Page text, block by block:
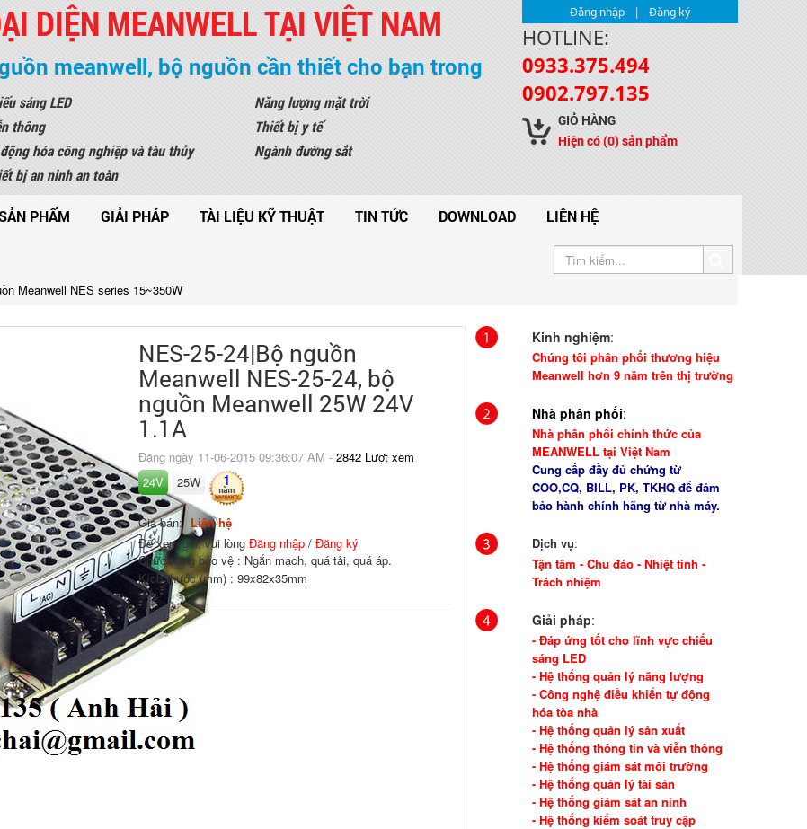
DIỆN MEANWELL TẠI VIỆT NAM
meanwell, bộ nguồn cần thiết cho bạn trong
sáng LED
thông
hóa công nghiệp và tàu thủy
bị an ninh an toàn
Năng lượng mặt trời
Thiết bị y tế
Ngành đường sắt
Đăng nhập | Đăng ký
HOTLINE:
0933.375.494
0902.797.135
GIỎ HÀNG
Hiện có(0)sản phẩm
PHẨM GIẢI PHÁP TÀI LIỆU KỸ THUẬT TIN TỨC DOWNLOAD LIÊN HỆ
Meanwell NES series 15~350W
NES-25-24|Bộ nguồn
Meanwell NES-25-24, bộ
nguồn Meanwell 25W 24V
1.1A
Đăng ngày 11-06-2015 09:36:07 AM -2842 Lượt xem
24V
25W 1
Giá bán: Liên hệ
Để xem giá, vui lòng Đăng nhập /Đăng ký
Chức năng bảo vệ : Ngắn mạch, quá tải, quá áp.
Kích thước (mm) : 99x82x35mm
Kinh nghiệm:
Chúng tôi phân phối thương hiệu
Meanwell hơn 9 năm trên thị trường
Nhà phân phối:
Nhà phân phối chính thức của
MEANWELL tại Việt Nam
Cung cấp đầy đủ chứng từ
COO,CQ, BILL, PK, TKHQ để đảm
bảo hành chính hãng từ nhà máy.
Dịch vụ:
Tận tâm - Chu đáo - Nhiệt tình -
Trách nhiệm
Giải pháp:
- Đáp ứng tốt cho lĩnh vực chiếu
sáng LED
- Hệ thống quản lý năng lượng
- Công nghệ điều khiển tự động
hóa tòa nhà
- Hệ thống quản lý sản xuất
- Hệ thống thông tin và viễn thông
- Hệ thống giám sát môi trường
- Hệ thống quản lý tài sản
- Hệ thống giám sát an ninh
- Hệ thống kiểm soát truy cập